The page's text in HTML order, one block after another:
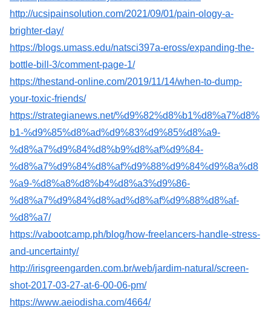
http://ucsipainsolution.com/2021/09/01/pain-ology-a-
brighter-day/
https://blogs.umass.edu/natsci397a-eross/expanding-the-
bottle-bill-3/comment-page-1/
https://thestand-online.com/2019/11/14/when-to-dump-
your-toxic-friends/
https://strategianews.net/%d9%82%d8%b1%d8%a7%d8%
b1-%d9%85%d8%ad%d9%83%d9%85%d8%a9-
%d8%a7%d9%84%d8%b9%d8%af%d9%84-
%d8%a7%d9%84%d8%af%d9%88%d9%84%d9%8a%d8
%a9-%d8%a8%d8%b4%d8%a3%d9%86-
%d8%a7%d9%84%d8%ad%d8%af%d9%88%d8%af-
%d8%a7/
https://vabootcamp.ph/blog/how-freelancers-handle-stress-
and-uncertainty/
http://irisgreengarden.com.br/web/jardim-natural/screen-
shot-2017-03-27-at-6-00-06-pm/
https://www.aeiodisha.com/4664/